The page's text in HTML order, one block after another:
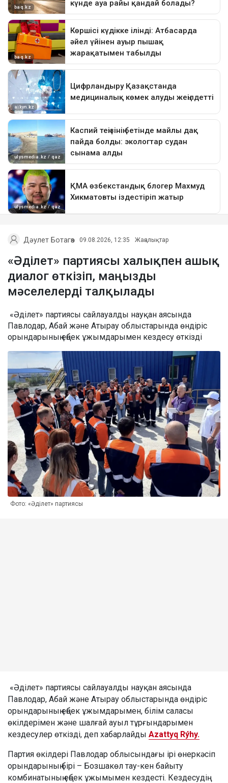
Дәулет Ботагөз 09.08.2026, 12:35 Жаңалықтар
«Әділет» партиясы халықпен ашық
диалог өткізіп, маңызды
мәселелерді талқылады
«Әділет» партиясы сайлауалды науқан аясында
Павлодар, Абай және Атырау облыстарында өндіріс
орындарының еңбек ұжымдарымен кездесу өткізді
Фото: «Әділет» партиясы
«Әділет» партиясы сайлауалды науқан аясында
Павлодар, Абай және Атырау облыстарында өндіріс
орындарының еңбек ұжымдарымен, білім саласы
өкілдерімен және шалғай ауыл тұрғындарымен
кездесулер өткізді, деп хабарлайды Azattyq Rýhy.
Партия өкілдері Павлодар облысындағы ірі өнеркәсіп
орындарының бірі – Бозшакөл тау-кен байыту
комбинатының еңбек ұжымымен кездесті. Кездесудің